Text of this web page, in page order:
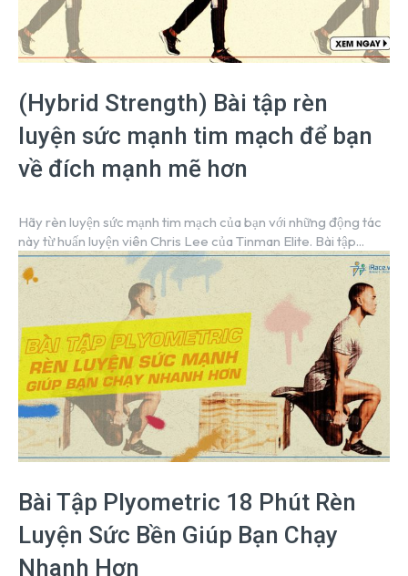
(Hybrid Strength) Bài tập rèn
luyện sức mạnh tim mạch để bạn
về đích mạnh mẽ hơn
Hãy rèn luyện sức mạnh tim mạch của bạn với những động tác
này từ huấn luyện viên Chris Lee của Tinman Elite. Bài tập...
Bài Tập Plyometric 18 Phút Rèn
Luyện Sức Bền Giúp Bạn Chạy
Nhanh Hơn